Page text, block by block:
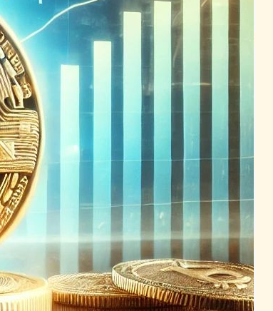
2023年12月19日9:32
仮想通貨市場、成熟の兆し：
2024年に向けた実用性と規
制の進展、ビットコインETF
の期待高まる
2024年1月3日2:16
スポットビットコインETF、
市場拡大へ大手銀行が参入か
ブロックチェーンニュース
2024年3月1日2:49
“ブラックロック、スポット
ビットコインETFの現金償還
を許可へ – SEC承認への道を
開く” または “ブラックロッ